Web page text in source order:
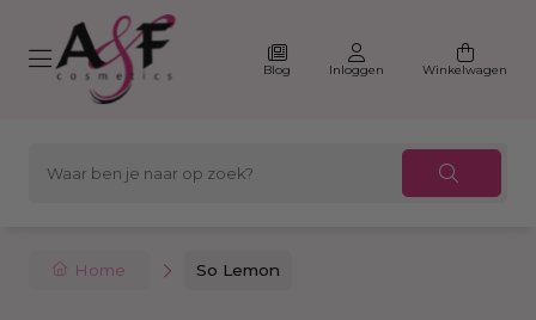
Blog Inloggen Winkelwagen
Home So Lemon